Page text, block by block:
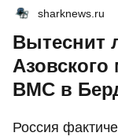
sharknews.ru
Вытеснит
ВМС в
Россия